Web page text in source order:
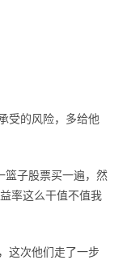
受的风险，多给他
篮子股票买一遍，然
率这么干值不值我
这次他们走了一步